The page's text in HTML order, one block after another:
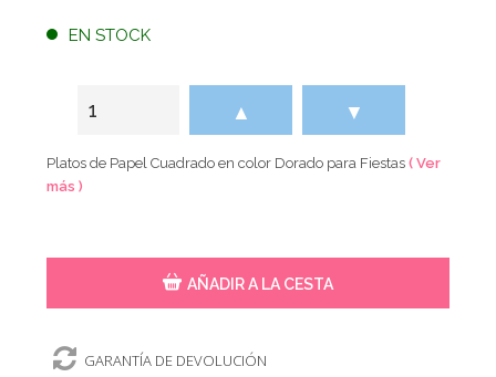
EN STOCK
▲ ▼
Platos de Papel Cuadrado en color Dorado para Fiestas( Ver
más )
AÑADIR A LA CESTA
GARANTÍA DE DEVOLUCIÓN